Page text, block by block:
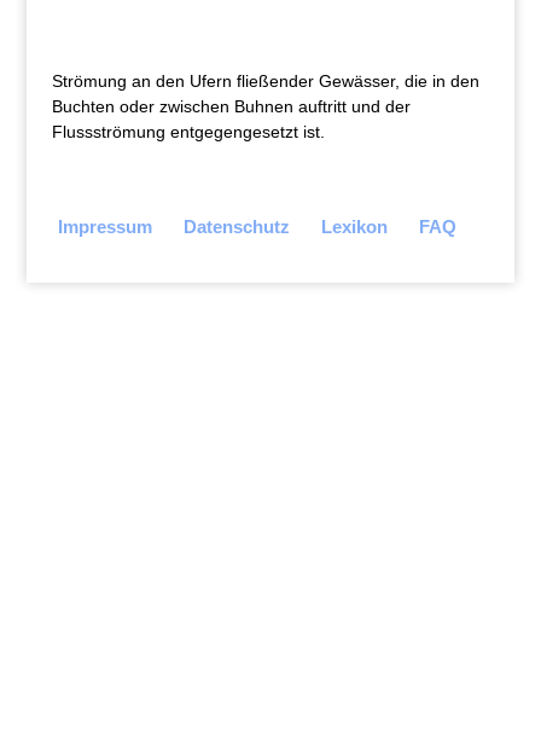
Strömung an den Ufern fließender Gewässer, die in den
Buchten oder zwischen Buhnen auftritt und der
Flussströmung entgegengesetzt ist.
Impressum Datenschutz Lexikon FAQ